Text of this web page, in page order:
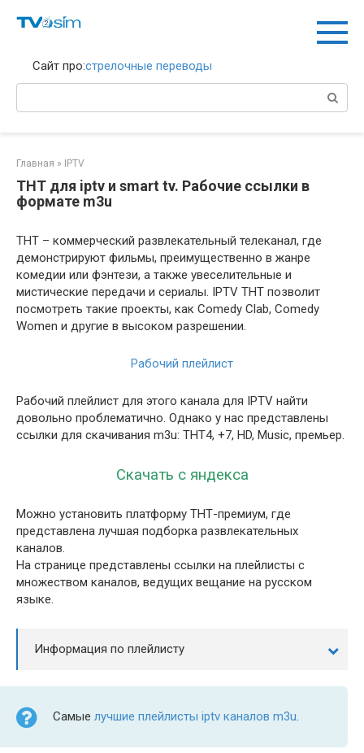
Сайт про:стрелочные переводы
Главная » IPTV
ТНТ для iptv и smart tv. Рабочие ссылки в
формате m3u
ТНТ – коммерческий развлекательный телеканал, где
демонстрируют фильмы, преимущественно в жанре
комедии или фэнтези, а также увеселительные и
мистические передачи и сериалы. IPTV ТНТ позволит
посмотреть такие проекты, как Comedy Clab, Comedy
Women и другие в высоком разрешении.
Рабочий плейлист
Рабочий плейлист для этого канала для IPTV найти
довольно проблематично. Однако у нас представлены
ссылки для скачивания m3u: ТНТ4, +7, HD, Music, премьер.
Скачать с яндекса
Можно установить платформу ТНТ-премиум, где
представлена лучшая подборка развлекательных
каналов.
На странице представлены ссылки на плейлисты с
множеством каналов, ведущих вещание на русском
языке.
Информация по плейлисту
Самые лучшие плейлисты iptv каналов m3u.